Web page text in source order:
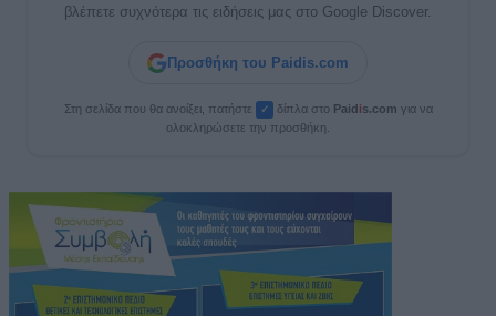
βλέπετε συχνότερα τις ειδήσεις μας στο Google Discover.
Προσθήκη του Paidis.com
Στη σελίδα που θα ανοίξει, πατήστε ✓ δίπλα στο Paidis.com για να
ολοκληρώσετε την προσθήκη.